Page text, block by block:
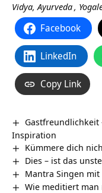
Vidya,Ayurveda,
Facebook
LinkedIn
Copy Link
Inspiration
Kümmere dich
Dies – ist das
Mantra Singen
Wie meditiert